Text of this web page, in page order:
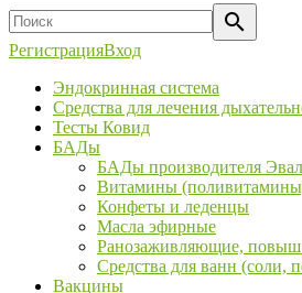
РегистрацияВход
Эндокринная система
Средства для лечения
Тесты Ковид
БАДы
БАДы производителя
Витамины
Конфеты и леденцы
Масла эфирные
Ранозаживляющие, повыш
Средства для ванн (соли,
Вакцины